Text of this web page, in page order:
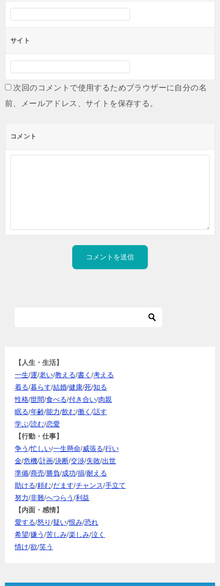
サイト
次回のコメントで使用するためブラウザーに自分の名
前、メールアドレス、サイトを保存する。
コメント
【人生・生活】
一生/運/老い/教える/書く /考える
着る/暮らす/結婚/健康/死/知る
性格/世間/食べる/付き合い/肉親
眠る/年齢/能力/飲む/働く /話す
学ぶ/読む/恋愛
【行動・仕事】
争う/忙しい/一生懸命/威張る/行い
金/危機/計画/決断/交渉/失敗/出世
準備/商売/勝負/成功/損/耐える
助ける/頼む/だます/チャンス/手立て
努力/非難/へつらう/利益
【内面・感情】
愛する/怒り/疑い/恨み/恐れ
希望/嫌う/苦しみ/楽しみ/泣く
情け/欲/笑う